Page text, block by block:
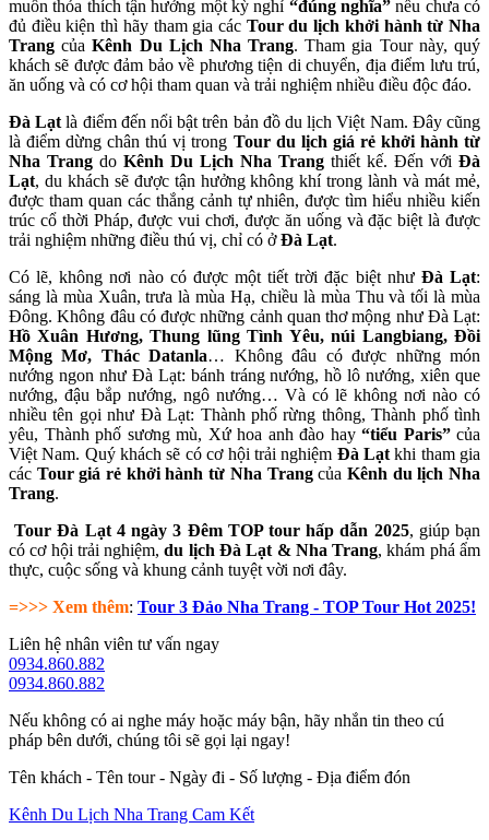
muốn thỏa thích tận hưởng một kỳ nghỉ “đúng nghĩa” nếu chưa có
đủ điều kiện thì hãy tham gia các Tour du lịch khởi hành từ Nha
Trang củaKênh Du Lịch Nha Trang. Tham gia Tour này, quý
khách sẽ được đảm bảo về phương tiện di chuyển, địa điểm lưu trú,
ăn uống và có cơ hội tham quan và trải nghiệm nhiều điều độc đáo.
Đà Lạt là điểm đến nổi bật trên bản đồ du lịch Việt Nam. Đây cũng
là điểm dừng chân thú vị trong Tour du lịch giá rẻ khởi hành từ
Nha Trang do Kênh Du Lịch Nha Trang thiết kế. Đến với Đà
Lạt, du khách sẽ được tận hưởng không khí trong lành và mát mẻ,
được tham quan các thắng cảnh tự nhiên, được tìm hiểu nhiều kiến
trúc cổ thời Pháp, được vui chơi, được ăn uống và đặc biệt là được
trải nghiệm những điều thú vị, chỉ có ởĐà Lạt.
Có lẽ, không nơi nào có được một tiết trời đặc biệt như Đà Lạt:
sáng là mùa Xuân, trưa là mùa Hạ, chiều là mùa Thu và tối là mùa
Đông. Không đâu có được những cảnh quan thơ mộng như Đà Lạt:
Hồ Xuân Hương, Thung lũng Tình Yêu, núi Langbiang, Đồi
Mộng Mơ, Thác Datanla… Không đâu có được những món
nướng ngon như Đà Lạt: bánh tráng nướng, hồ lô nướng, xiên que
nướng, đậu bắp nướng, ngô nướng… Và có lẽ không nơi nào có
nhiều tên gọi như Đà Lạt: Thành phố rừng thông, Thành phố tình
yêu, Thành phố sương mù, Xứ hoa anh đào hay “tiểu Paris”của
Việt Nam. Quý khách sẽ có cơ hội trải nghiệm Đà Lạtkhi tham gia
các Tour giá rẻ khởi hành từ Nha Trangcủa Kênh du lịch Nha
Trang.
Tour Đà Lạt 4 ngày 3 Đêm TOP tour hấp dẫn 2025, giúp bạn
có cơ hội trải nghiệm,du lịch Đà Lạt & Nha Trang, khám phá ẩm
thực, cuộc sống và khung cảnh tuyệt vời nơi đây.
=>>> Xem thêm: Tour 3 Đảo Nha Trang - TOP Tour Hot 2025!
Liên hệ nhân viên tư vấn ngay
0934.860.882
0934.860.882
Nếu không có ai nghe máy hoặc máy bận, hãy nhắn tin theo cú
pháp bên dưới, chúng tôi sẽ gọi lại ngay!
Tên khách - Tên tour - Ngày đi - Số lượng - Địa điểm đón
Kênh Du Lịch Nha Trang Cam Kết